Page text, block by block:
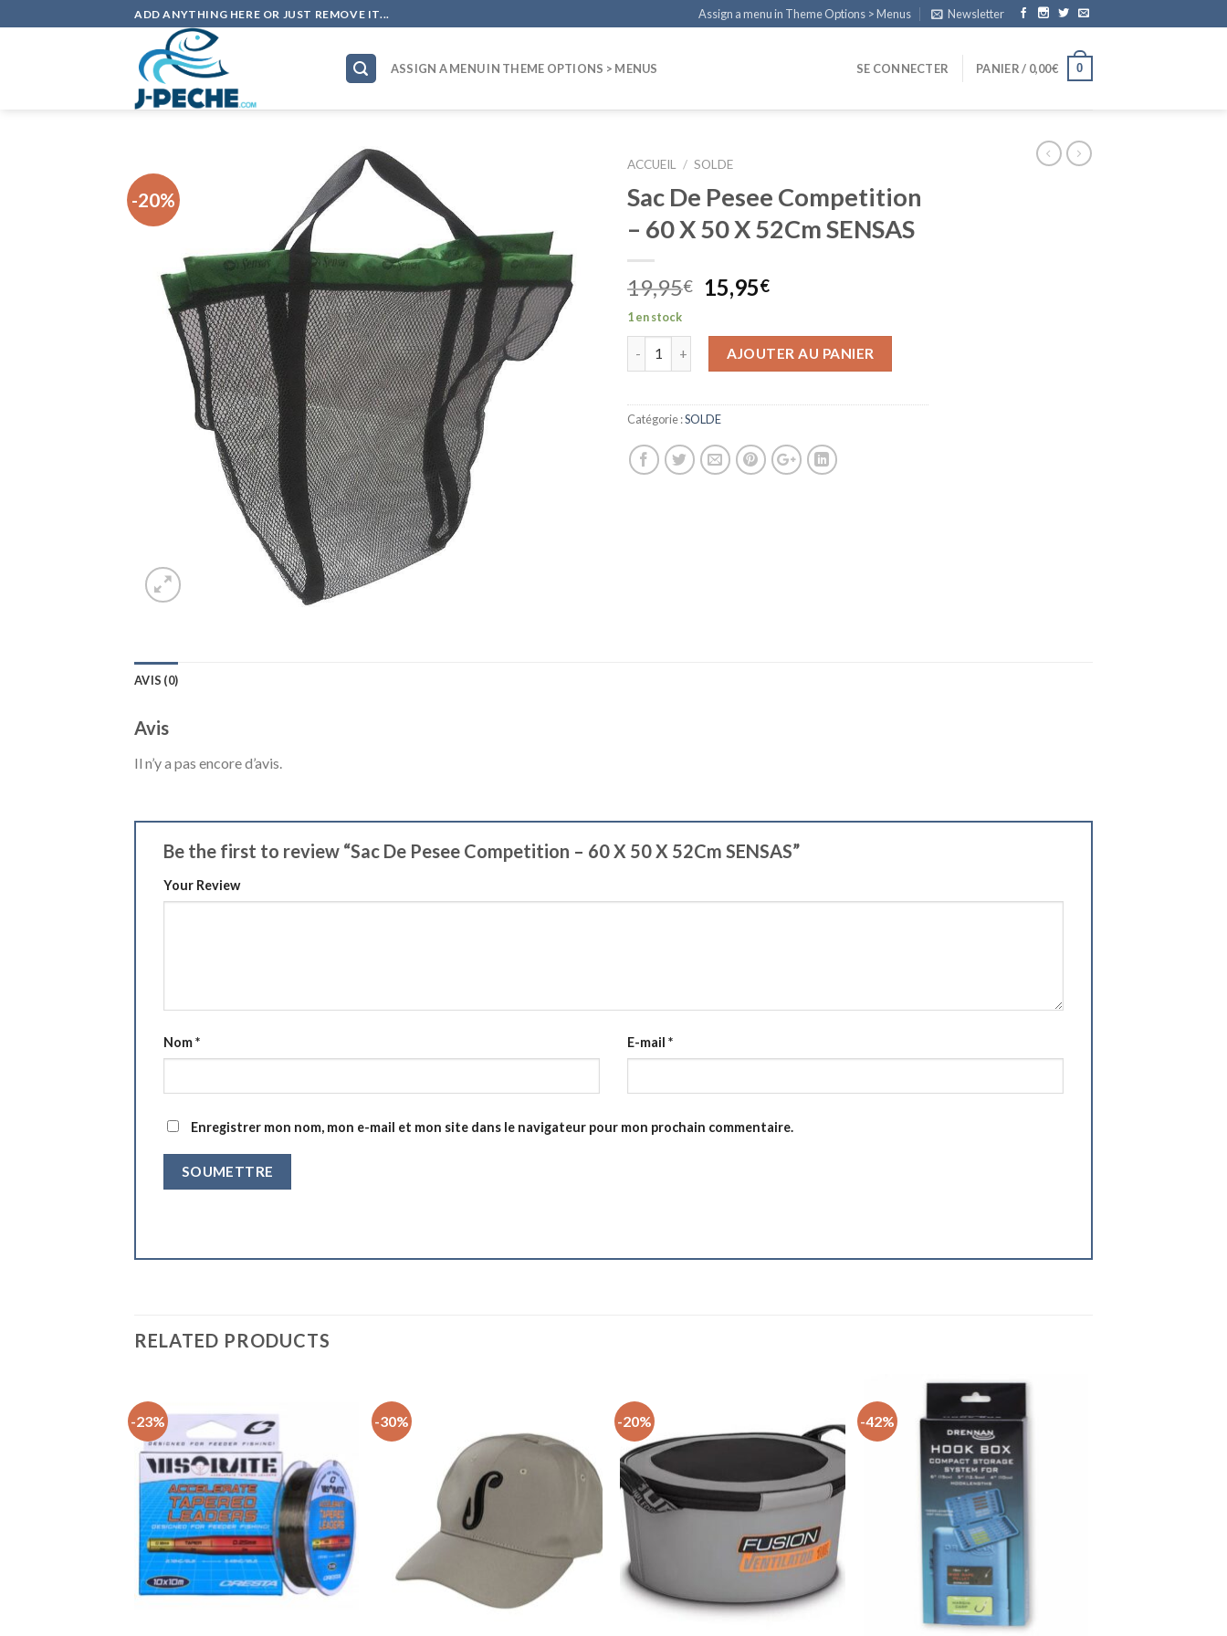
to
ADD ANYTHING HERE OR JUST REMOVE IT... Assign a menu in Theme Options > Menus Newsletter
ASSIGN A MENU IN THEME OPTIONS > MENUS SE CONNECTER PANIER / 0,00€ 0
-20%
ACCUEIL / SOLDE
Sac De Pesee Competition
– 60 X 50 X 52Cm SENSAS
19,95€
Le
prix
initial
était :
19,95€.
15,95€Le
actuel
est :
15,95€.
1 en stock
AJOUTER AU PANIER
Catégorie :SOLDE
AVIS (0)
Avis
Il n’y a pas encore d’avis.
Be the first to review “Sac De Pesee Competition – 60 X 50 X 52Cm SENSAS”
Your Review
Nom* E-mail *
Enregistrer mon nom, mon e-mail et mon site dans le navigateur pour mon prochain commentaire.
RELATED PRODUCTS
-23% -30% -20% -42%